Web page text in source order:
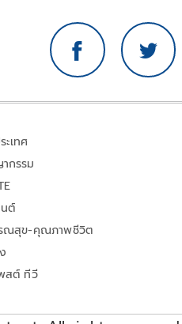
ะเทศ
กรรม
ต์
ณสุข-คุณภาพชีวิต
สต์ ทีวี